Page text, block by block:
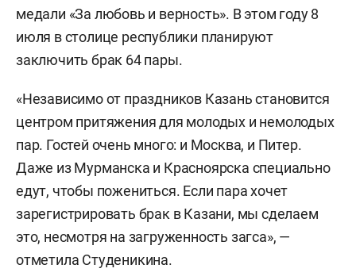
медали «За любовь и верность». В этом году 8
июля в столице республики планируют
заключить брак 64 пары.
«Независимо от праздников Казань становится
центром притяжения для молодых и немолодых
пар. Гостей очень много: и Москва, и Питер.
Даже из Мурманска и Красноярска специально
едут, чтобы пожениться. Если пара хочет
зарегистрировать брак в Казани, мы сделаем
это, несмотря на загруженность загса», —
отметила Студеникина.